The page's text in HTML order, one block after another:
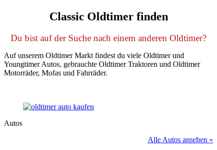
Classic Oldtimer finden
Du bist auf der Suche nach einem anderen Oldtimer?
Auf unserem Oldtimer Markt findest du viele Oldtimer und
Youngtimer Autos, gebrauchte Oldtimer Traktoren und Oldtimer
Motorräder, Mofas und Fahrräder.
Autos
Alle Autos ansehen »